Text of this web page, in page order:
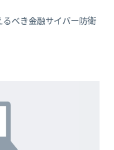
るべき金融サイバー防衛